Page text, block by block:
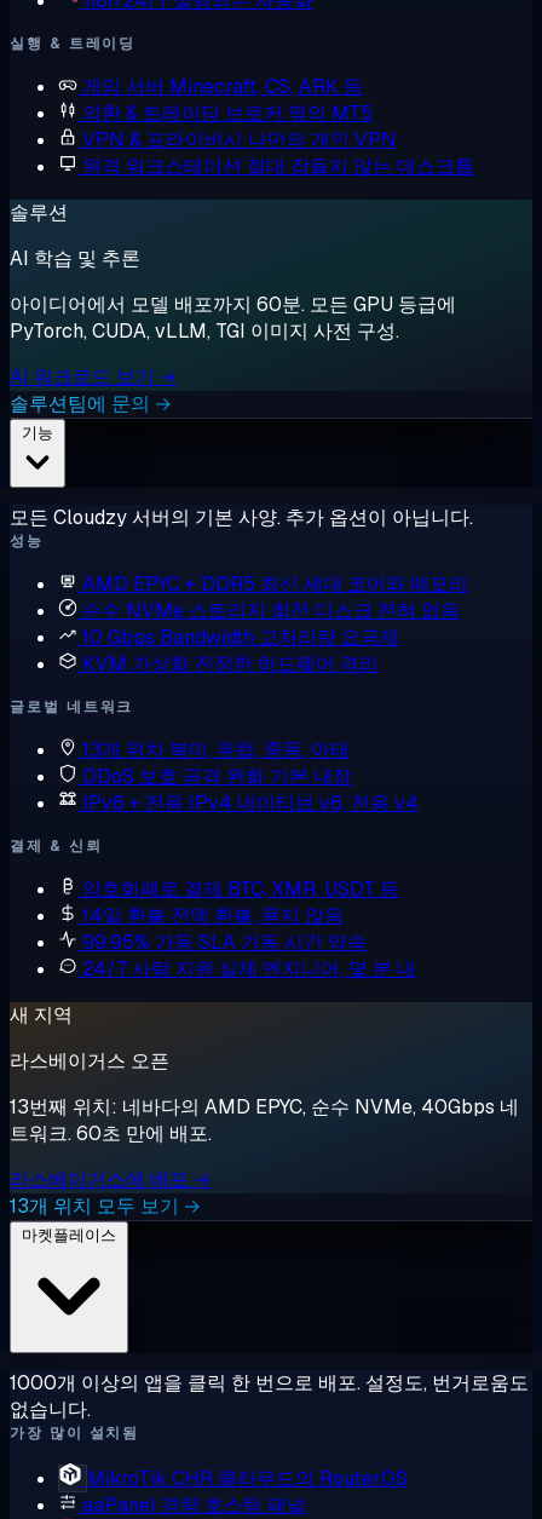
실행 & 트레이딩
게임 서버 Minecraft, CS, ARK 등
외환 & 트레이딩 브로커 옆의 MT5
VPN & 프라이버시 나만의 개인 VPN
원격 워크스테이션 절대 잠들지 않는 데스크톱
솔루션
AI 학습 및 추론
아이디어에서 모델 배포까지 60분. 모든 GPU 등급에
PyTorch, CUDA, vLLM, TGI 이미지 사전 구성.
AI 워크로드 보기 →
솔루션팀에 문의 →
모든 Cloudzy 서버의 기본 사양. 추가 옵션이 아닙니다.
성능
AMD EPYC + DDR5 최신 세대 코어와 메모리
순수 NVMe 스토리지 회전 디스크 전혀 없음
10 Gbps Bandwidth 고처리량 요금제
KVM 가상화 진정한 하드웨어 격리
글로벌 네트워크
13개 위치 북미, 유럽, 중동, 아태
DDoS 보호 공격 완화 기본 내장
IPv6 + 전용 IPv4 네이티브 v6, 전용 v4
결제 & 신뢰
암호화폐로 결제 BTC, XMR, USDT 등
14일 환불 전액 환불, 묻지 않음
99.95% 가동 SLA 가동 시간 약속
24/7 사람 지원 실제 엔지니어, 몇 분 내
새 지역
라스베이거스 오픈
13번째 위치: 네바다의 AMD EPYC, 순수 NVMe, 40Gbps 네
트워크. 60초 만에 배포.
라스베이거스에 배포 →
13개 위치 모두 보기 →
1000개 이상의 앱을 클릭 한 번으로 배포. 설정도, 번거로움도
없습니다.
가장 많이 설치됨
MikroTik CHR 클라우드의 RouterOS
aaPanel 경량 호스팅 패널